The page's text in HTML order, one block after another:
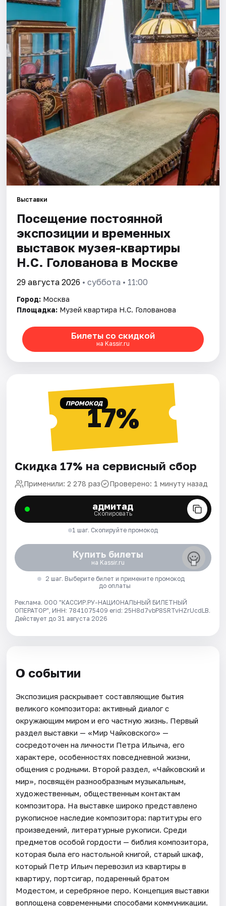
Города
Площадки
Артисты
Рейтинги
Выставки
Посещение постоянной
экспозиции и временных
выставок музея-квартиры
Н.С. Голованова в Москве
29 августа 2026 • суббота • 11:00
Город: Москва
Площадка: Музей квартира Н.С. Голованова
Билеты со скидкой
на Kassir.ru
ПРОМОКОД17%
Скидка 17% на сервисный сбор
Применили: 2 278 раз Проверено: 1 минуту назад
адмитад
Скопировать
1 шаг. Скопируйте промокод
Купить билеты
на Kassir.ru
2 шаг. Выберите билет и примените промокод
до оплаты
Реклама. ООО "КАССИР.РУ-НАЦИОНАЛЬНЫЙ БИЛЕТНЫЙ
ОПЕРАТОР", ИНН: 7841075409 erid: 25H8d7vbP8SRTvHZrUcdLB.
Действует до 31 августа 2026
О событии
Экспозиция раскрывает составляющие бытия
великого композитора: активный диалог с
окружающим миром и его частную жизнь. Первый
раздел выставки — «Мир Чайковского» —
сосредоточен на личности Петра Ильича, его
характере, особенностях повседневной жизни,
общения с родными. Второй раздел, «Чайковский и
мир», посвящён разнообразным музыкальным,
художественным, общественным контактам
композитора. На выставке широко представлено
рукописное наследие композитора: партитуры его
произведений, литературные рукописи. Среди
предметов особой гордости — библия композитора,
которая была его настольной книгой, старый шкаф,
который Петр Ильич перевозил из квартиры в
квартиру, портсигар, подаренный братом
Модестом, и серебряное перо. Концепция выставки
воплощена современными способами коммуникации.